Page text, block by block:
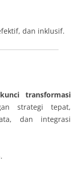
dan inklusif.
kunci transformasi
strategi tepat,
dan integrasi